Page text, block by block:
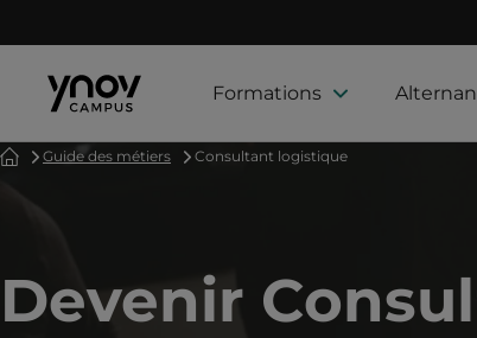
Formations
AccueilGuide des métiers Consultant logistique
Devenir